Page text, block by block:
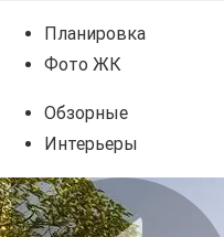
Планировка
Фото ЖК
Обзорные
Интерьеры